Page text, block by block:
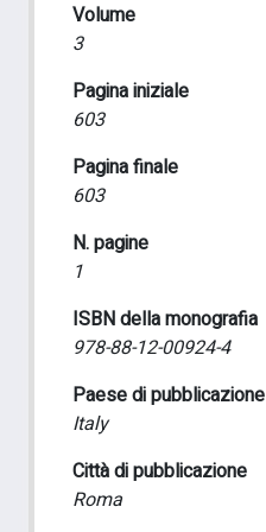
Volume
3
Pagina iniziale
603
Pagina finale
603
N. pagine
1
ISBN della monografia
978-88-12-00924-4
Paese di pubblicazione
Italy
Città di pubblicazione
Roma